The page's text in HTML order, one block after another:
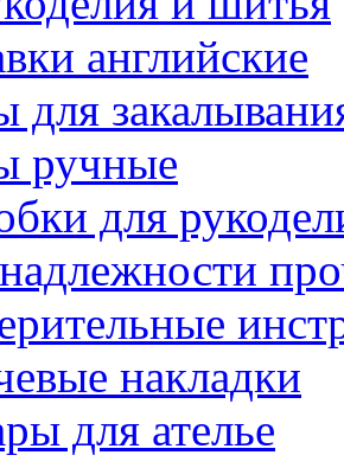
английские
для
ручные
для
накладки
для ателье